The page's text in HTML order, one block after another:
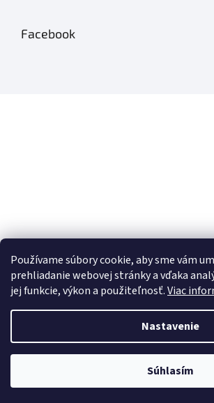
Používame súbory cookie, aby sme vám
prehliadanie webovej stránky a vďaka
jej funkcie, výkon a použiteľnosť.Viac
Nastavenie
Súhlasím
Facebook